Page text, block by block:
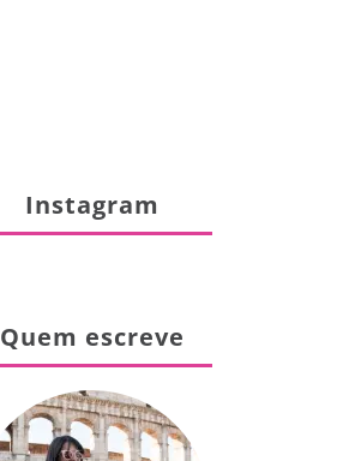
Instagram
Quem escreve